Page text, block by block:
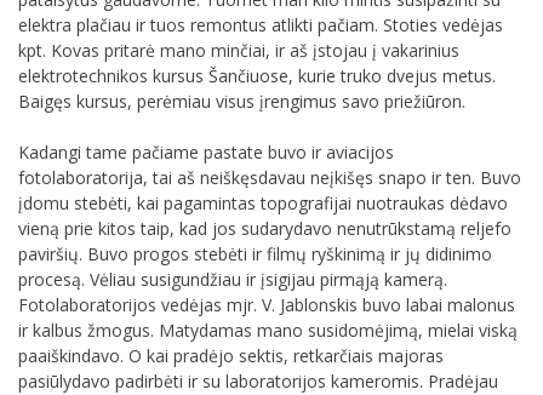
elektra plačiau ir tuos remontus atlikti pačiam. Stoties vedėjas
kpt. Kovas pritarė mano minčiai, ir aš įstojau į vakarinius
elektrotechnikos kursus Šančiuose, kurie truko dvejus metus.
Baigęs kursus, perėmiau visus įrengimus savo priežiūron.
Kadangi tame pačiame pastate buvo ir aviacijos
fotolaboratorija, tai aš neiškęsdavau neįkišęs snapo ir ten. Buvo
įdomu stebėti, kai pagamintas topografijai nuotraukas dėdavo
vieną prie kitos taip, kad jos sudarydavo nenutrūkstamą reljefo
paviršių. Buvo progos stebėti ir filmų ryškinimą ir jų didinimo
procesą. Vėliau susigundžiau ir įsigijau pirmąją kamerą.
Fotolaboratorijos vedėjas mjr. V. Jablonskis buvo labai malonus
ir kalbus žmogus. Matydamas mano susidomėjimą, mielai viską
paaiškindavo. O kai pradėjo sektis, retkarčiais majoras
pasiūlydavo padirbėti ir su laboratorijos kameromis. Pradėjau